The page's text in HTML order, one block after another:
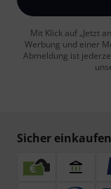
Mit Klick auf „Jetzt
Werbung und einer
Abmeldung ist
Sicher